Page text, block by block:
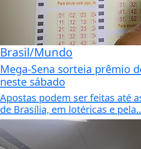
Brasil/Mundo
Mega-Sena sorteia prêmio
neste sábado
Apostas podem ser feitas até
de Brasília, em lotéricas e